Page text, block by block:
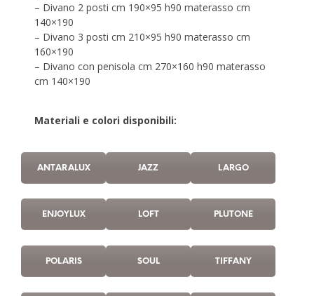
– Divano 2 posti cm 190×95 h90 materasso cm
140×190
– Divano 3 posti cm 210×95 h90 materasso cm
160×190
– Divano con penisola cm 270×160 h90 materasso
cm 140×190
Materiali e colori disponibili:
ANTARALUX JAZZ LARGO
ENJOYLUX LOFT PLUTONE
POLARIS SOUL TIFFANY